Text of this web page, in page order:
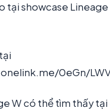
tại showcase Lineage
0eGn/
W có thể tìm thấy tại